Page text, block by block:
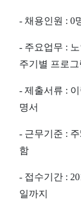
- 채용인원 : 0
- 주요업무 :
주기별 프로그
- 제출서류 :
명서
- 근무기준 :
함
- 접수기간 :
일까지